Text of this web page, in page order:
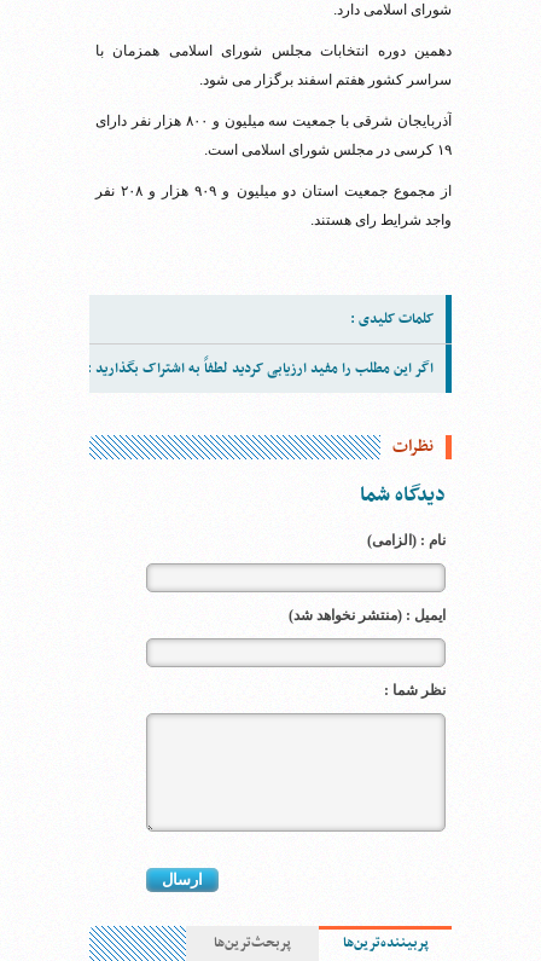
شورای اسلامی دارد.
دهمین دوره انتخابات مجلس شورای اسلامی همزمان با
سراسر کشور هفتم اسفند برگزار می شود.
آذربایجان شرقی با جمعیت سه میلیون و ۸۰۰ هزار نفر دارای
۱۹ کرسی در مجلس شورای اسلامی است.
از مجموع جمعیت استان دو میلیون و ۹۰۹ هزار و ۲۰۸ نفر
واجد شرایط رای هستند.
کلمات کلیدی :
اگر این مطلب را مفید ارزیابی کردید لطفاً به اشتراک بگذارید :
نظرات
دیدگاه شما
نام : (الزامی)
ایمیل : (منتشر نخواهد شد)
نظر شما :
پربیننده‌ترین‌ها پربحث‌ترین‌ها